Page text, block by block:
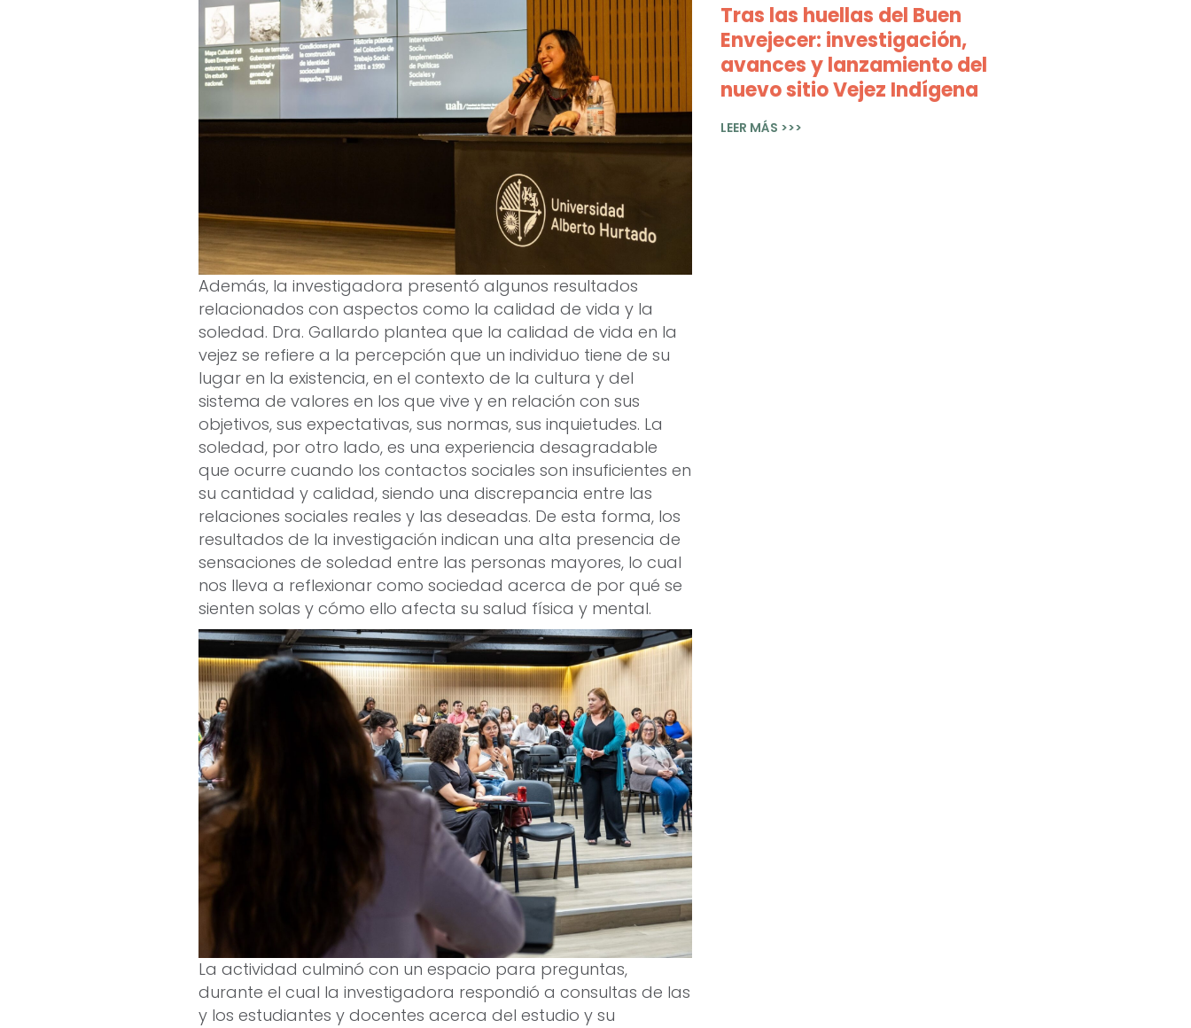
Además, la investigadora presentó algunos resultados
relacionados con aspectos como la calidad de vida y la
soledad. Dra. Gallardo plantea que la calidad de vida en la
vejez se refiere a la percepción que un individuo tiene de su
lugar en la existencia, en el contexto de la cultura y del
sistema de valores en los que vive y en relación con sus
objetivos, sus expectativas, sus normas, sus inquietudes. La
soledad, por otro lado, es una experiencia desagradable
que ocurre cuando los contactos sociales son insuficientes en
su cantidad y calidad, siendo una discrepancia entre las
relaciones sociales reales y las deseadas. De esta forma, los
resultados de la investigación indican una alta presencia de
sensaciones de soledad entre las personas mayores, lo cual
nos lleva a reflexionar como sociedad acerca de por qué se
sienten solas y cómo ello afecta su salud física y mental.
La actividad culminó con un espacio para preguntas,
durante el cual la investigadora respondió a consultas de las
y los estudiantes y docentes acerca del estudio y su
Tras las huellas del Buen
Envejecer: investigación,
avances y lanzamiento del
nuevo sitio Vejez Indígena
LEER MÁS >>>